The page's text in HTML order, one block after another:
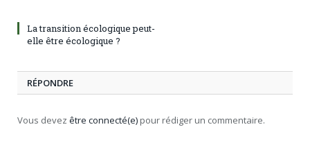
La transition écologique peut-
elle être écologique ?
RÉPONDRE
Vous devez être connecté(e) pour rédiger un commentaire.